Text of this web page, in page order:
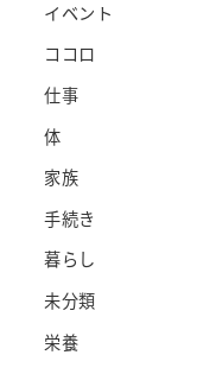
イベント
ココロ
仕事
体
家族
手続き
暮らし
未分類
栄養